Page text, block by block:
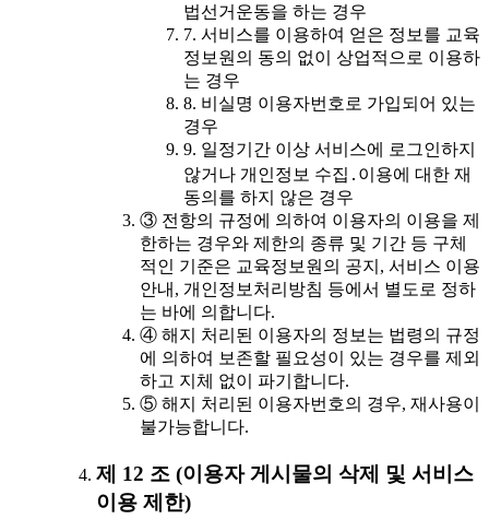
법선거운동을 하는 경우
7. 서비스를 이용하여 얻은 정보를 교육
정보원의 동의 없이 상업적으로 이용하
는 경우
8. 비실명 이용자번호로 가입되어 있는
경우
9. 일정기간 이상 서비스에 로그인하지
않거나 개인정보 수집․이용에 대한 재
동의를 하지 않은 경우
③ 전항의 규정에 의하여 이용자의 이용을 제
한하는 경우와 제한의 종류 및 기간 등 구체
적인 기준은 교육정보원의 공지, 서비스 이용
안내, 개인정보처리방침 등에서 별도로 정하
는 바에 의합니다.
④ 해지 처리된 이용자의 정보는 법령의 규정
에 의하여 보존할 필요성이 있는 경우를 제외
하고 지체 없이 파기합니다.
⑤ 해지 처리된 이용자번호의 경우, 재사용이
불가능합니다.
제 12 조 (이용자 게시물의 삭제 및 서비스
이용 제한)